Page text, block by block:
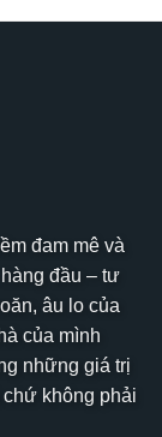
đam mê và
đầu – tư
âu lo của
của mình
những giá trị
không phải